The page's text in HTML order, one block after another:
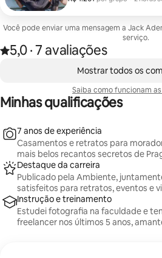
aniversário, primeiras
com tempo para uma
planejado perfeitamente
de viagem. Você receberá
editadas
gratuitamente, com
Você pode enviar uma mensagem a Jack
serviço.
Avaliado com 5,0 de 5 estrelas, de um
5,0
, ·7 avaliações
Mostrar todos os
Saiba como funcionam
Minhas qualificações
7 anos de experiência
Casamentos e retratos para
mais belos recantos secretos de
Destaque da carreira
Publicado pela Ambiente,
satisfeitos para retratos, eventos e
Instrução e treinamento
Estudei fotografia na faculdade e
freelancer nos últimos 5 anos,